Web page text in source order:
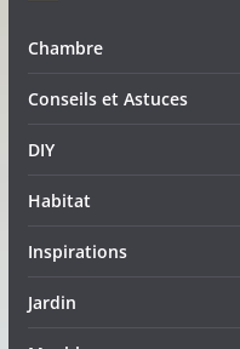
Chambre
Conseils et Astuces
DIY
Habitat
Inspirations
Jardin